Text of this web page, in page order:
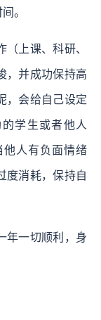
。
上课、科研、
，并成功保持高
，会给自己设定
学生或者他人
他人有负面情绪
度消耗，保持自
年一切顺利，身